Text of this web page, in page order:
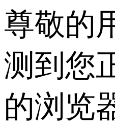
尊敬的
测到您
的浏览